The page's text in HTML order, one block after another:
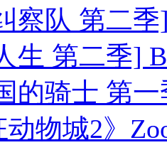
察队 第二季
生 第二季]
的骑士 第一
动物城2》